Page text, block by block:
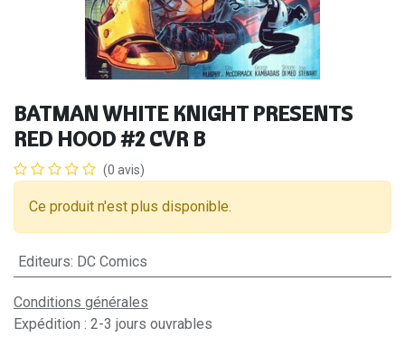
BATMAN WHITE KNIGHT PRESENTS
RED HOOD #2 CVR B
(0 avis)
Ce produit n'est plus disponible.
Editeurs: DC Comics
Conditions générales
Expédition : 2-3 jours ouvrables